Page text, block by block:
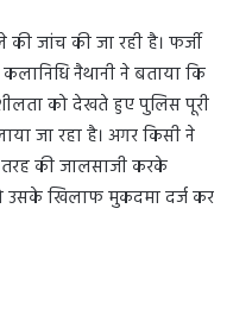
जांच की जा रही है। फर्जी
नैथानी ने बताया कि
को देखते हुए पुलिस पूरी
जा रहा है। अगर किसी ने
की जालसाजी करके
उसके खिलाफ मुकदमा दर्ज कर